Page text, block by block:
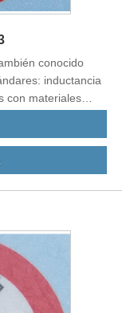
conocido
inductancia
con materiales
y EMC y
a una